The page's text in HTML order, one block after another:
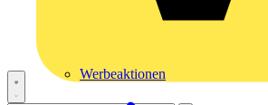
Werbeaktionen